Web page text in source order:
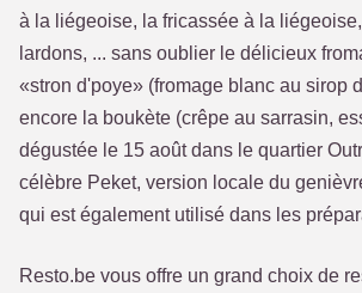
à la liégeoise, la fricassée à la
lardons, ... sans oublier le délicieux
«stron d'poye» (fromage blanc au sirop
encore la boukète (crêpe au sarrasin,
dégustée le 15 août dans le quartier
célèbre Peket, version locale du
qui est également utilisé dans les
Resto.be vous offre un grand choix de